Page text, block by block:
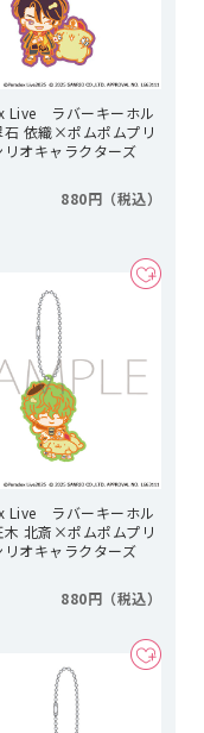
Live ラバーキーホル
石 依織×ポムポムプリ
オキャラクターズ
880円
Live ラバーキーホル
木 北斎×ポムポムプリ
オキャラクターズ
880円